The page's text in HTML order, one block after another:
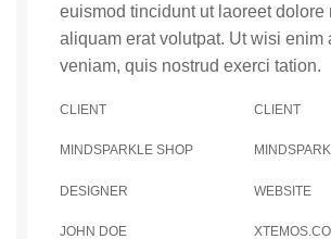
euismod tincidunt ut laoreet dolore
aliquam erat volutpat. Ut wisi enim
veniam, quis nostrud exerci tation.
CLIENT
MINDSPARKLE SHOP
CLIENT
DESIGNER
JOHN DOE
WEBSITE